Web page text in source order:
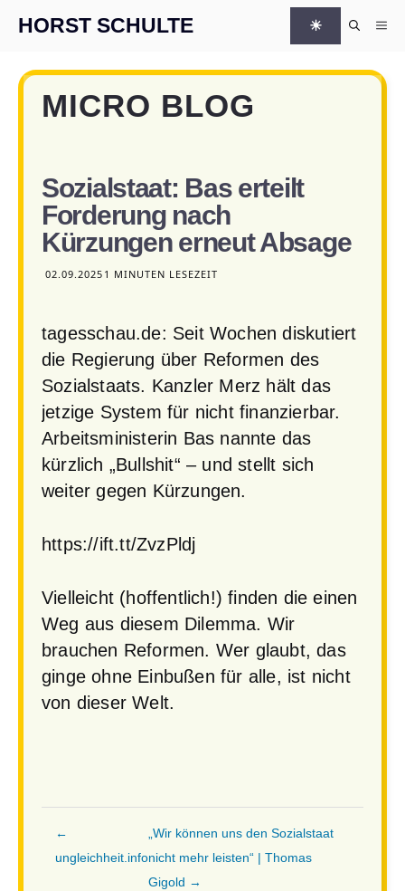
HORST SCHULTE ☀
MICRO BLOG
Sozialstaat: Bas erteilt
Forderung nach
Kürzungen erneut Absage
02.09.2025 1 MINUTEN LESEZEIT
tagesschau.de: Seit Wochen diskutiert
die Regierung über Reformen des
Sozialstaats. Kanzler Merz hält das
jetzige System für nicht finanzierbar.
Arbeitsministerin Bas nannte das
kürzlich „Bullshit“ – und stellt sich
weiter gegen Kürzungen.
https://ift.tt/ZvzPldj
Vielleicht (hoffentlich!) finden die einen
Weg aus diesem Dilemma. Wir
brauchen Reformen. Wer glaubt, das
ginge ohne Einbußen für alle, ist nicht
von dieser Welt.
←
ungleichheit.info
„Wir können uns den Sozialstaat
nicht mehr leisten“ | Thomas
Gigold →